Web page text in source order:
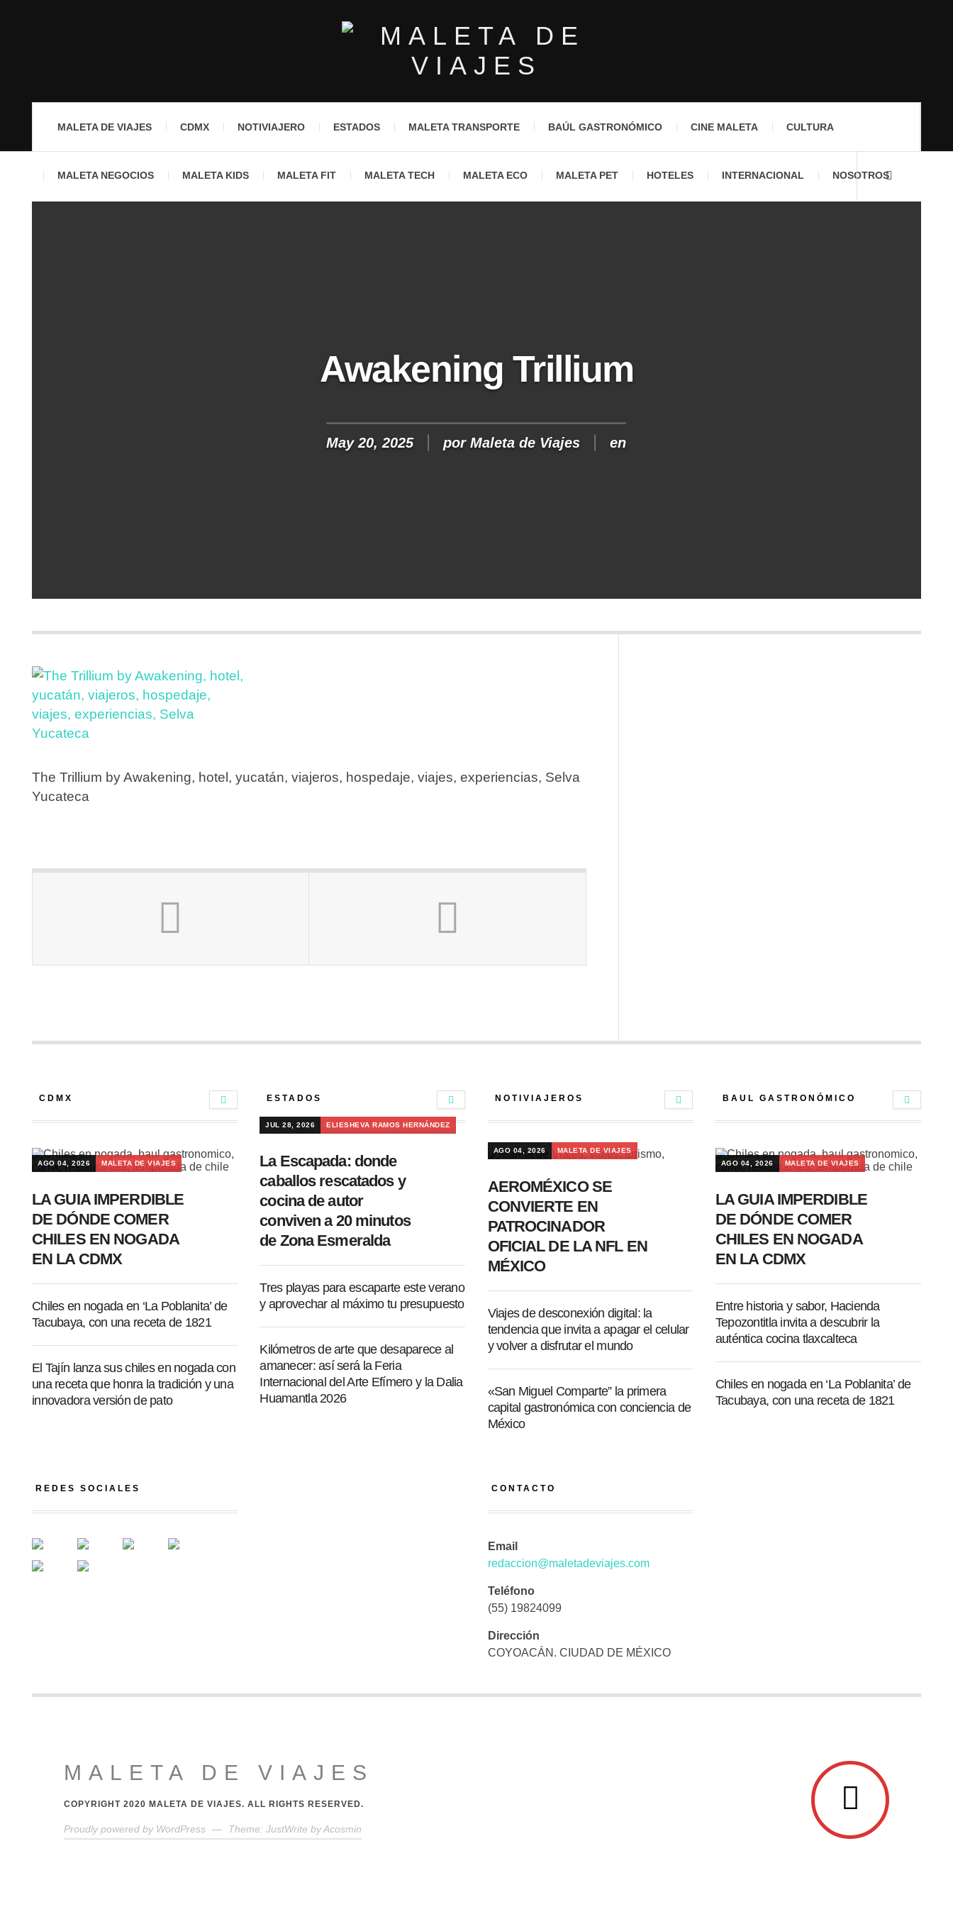
MALETA DE VIAJES CDMX NOTIVIAJERO ESTADOS MALETA TRANSPORTE BAÚL GASTRONÓMICO CINE MALETA CULTURA
MALETA NEGOCIOS MALETA KIDS MALETA FIT MALETA TECH MALETA ECO MALETA PET HOTELES INTERNACIONAL NOSOTROS
Awakening Trillium
May 20, 2025 por Maleta de Viajes en
The Trillium by Awakening, hotel, yucatán, viajeros, hospedaje, viajes, experiencias, Selva
Yucateca
CDMX
AGO 04, 2026 MALETA DE VIAJES
LA GUIA IMPERDIBLE
DE DÓNDE COMER
CHILES EN NOGADA
EN LA CDMX
Chiles en nogada en ‘La Poblanita’ de
Tacubaya, con una receta de 1821
El Tajín lanza sus chiles en nogada con
una receta que honra la tradición y una
innovadora versión de pato
ESTADOS
JUL 28, 2026 ELIESHEVA RAMOS HERNÁNDEZ
La Escapada: donde
caballos rescatados y
cocina de autor
conviven a 20 minutos
de Zona Esmeralda
Tres playas para escaparte este verano
y aprovechar al máximo tu presupuesto
Kilómetros de arte que desaparece al
amanecer: así será la Feria
Internacional del Arte Efímero y la Dalia
Huamantla 2026
NOTIVIAJEROS
AGO 04, 2026 MALETA DE VIAJES
AEROMÉXICO SE
CONVIERTE EN
PATROCINADOR
OFICIAL DE LA NFL EN
MÉXICO
Viajes de desconexión digital: la
tendencia que invita a apagar el celular
y volver a disfrutar el mundo
«San Miguel Comparte” la primera
capital gastronómica con conciencia de
México
BAUL GASTRONÓMICO
AGO 04, 2026 MALETA DE VIAJES
LA GUIA IMPERDIBLE
DE DÓNDE COMER
CHILES EN NOGADA
EN LA CDMX
Entre historia y sabor, Hacienda
Tepozontitla invita a descubrir la
auténtica cocina tlaxcalteca
Chiles en nogada en ‘La Poblanita’ de
Tacubaya, con una receta de 1821
REDES SOCIALES CONTACTO
Email
redaccion@maletadeviajes.com
Teléfono
(55) 19824099
Dirección
COYOACÁN. CIUDAD DE MÉXICO
MALETA DE VIAJES
COPYRIGHT 2020 MALETA DE VIAJES. ALL RIGHTS RESERVED.
Proudly powered by WordPress — Theme: JustWrite byAcosmin